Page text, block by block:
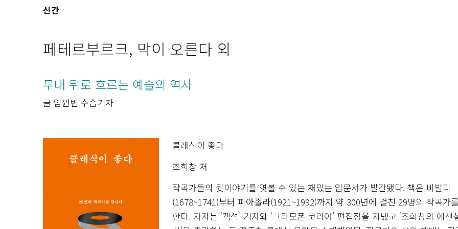
신간
페테르부르크, 막이 오른다 외
무대 뒤로 흐르는 예술의 역사
글 임원빈 수습기자
클래식이 좋다
조희창 저
작곡가들의 뒷이야기를 엿볼 수 있는 재밌는 입문서가 발간됐다. 책은 비발디
(1678~1741)부터 피아졸라(1921~1992)까지 약 300년에 걸친 29명의 작곡가
한다. 저자는 ‘객석’ 기자와 ‘그라모폰 코리아’ 편집장을 지냈고 ‘조희창의 에센